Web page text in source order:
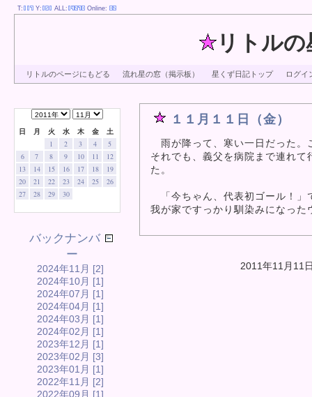
リトル
リトルのページにもどる 流れ星の窓（掲示板） 星くず日記トップ ログイ
１１月１１日（金）
雨が降って、寒い一日だった。
それでも、義父を病院まで連れ
た。
「今ちゃん、代表初ゴール！」
我が家ですっかり馴染みになっ
2011年11月11
T: Y: ALL: Online:
日 月 火 水 木 金 土
1 2 3 4
5
6
7 8 9 10 11
12
13
14 15 16 17 18
19
20
21 22 23 24 25
26
27
28 29 30
バックナンバ
ー
2024年11月 [2]
2024年10月 [1]
2024年07月 [1]
2024年04月 [1]
2024年03月 [1]
2024年02月 [1]
2023年12月 [1]
2023年02月 [3]
2023年01月 [1]
2022年11月 [2]
2022年09月 [1]